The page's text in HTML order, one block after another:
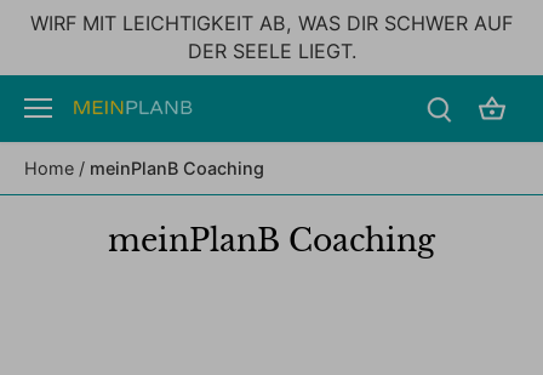
DirektWIRF MIT LEICHTIGKEIT AB, WAS DIR SCHWER AUF
DER SEELE LIEGT.
Home / meinPlanB Coaching
meinPlanB Coaching